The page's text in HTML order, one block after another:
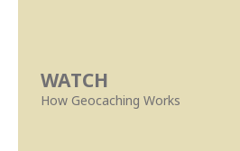
WATCH
How Geocaching Works